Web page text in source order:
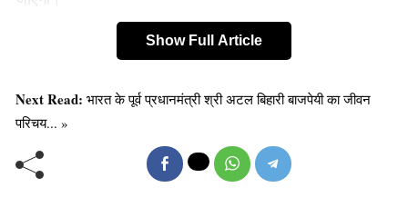
Old Random Post
को मिलेगा भाग्य का साथ, सफलता के खुलेंगे द्वार
Vastu tips: क्या आपने भी तो नहीं कर दी ये गलती,
Show Full Article
Next Read: भारत के पूर्व प्रधानमंत्री श्री अटल बिहारी बाजपेयी का जीवन
परिचय... »